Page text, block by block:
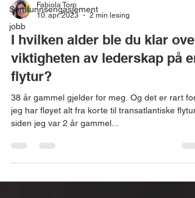
Samfunnsengasjement
jobb
Fabiola Torp
10. apr. 2023
2 min lesing
I hvilken alder ble du klar over
viktigheten av lederskap på en
flytur?
38 år gammel gjelder for meg. Og det er rart
jeg har fløyet alt fra korte til transatlantiske flyturer
siden jeg var 2 år gammel...